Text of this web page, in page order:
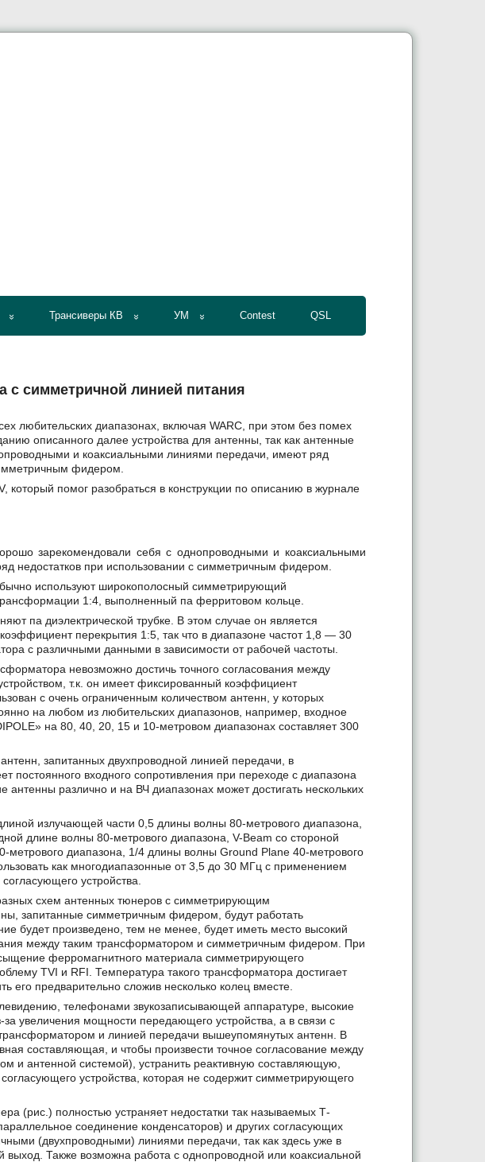
Трансиверы КВ УМ Contest QSL
с симметричной линией питания
любительских диапазонах, включая WARC, при этом без помех
описанного далее устройства для антенны, так как антенные
и коаксиальными линиями передачи, имеют ряд
фидером.
который помог разобраться в конструкции по описанию в журнале
зарекомендовали себя с однопроводными и коаксиальными
недостатков при использовании с симметричным фидером.
используют широкополосный симметрирующий
1:4, выполненный па ферритовом кольце.
па диэлектрической трубке. В этом случае он является
перекрытия 1:5, так что в диапазоне частот 1,8 — 30
с различными данными в зависимости от рабочей частоты.
невозможно достичь точного согласования между
т.к. он имеет фиксированный коэффициент
с очень ограниченным количеством антенн, у которых
на любом из любительских диапазонов, например, входное
на 80, 40, 20, 15 и 10-метровом диапазонах составляет 300
запитанных двухпроводной линией передачи, в
постоянного входного сопротивления при переходе с диапазона
антенны различно и на ВЧ диапазонах может достигать нескольких
излучающей части 0,5 длины волны 80-метрового диапазона,
длине волны 80-метрового диапазона, V-Вeam со стороной
метрового диапазона, 1/4 длины волны Ground Plane 40-метрового
как многодиапазонные от 3,5 до 30 МГц с применением
устройства.
схем антенных тюнеров с симметрирующим
запитанные симметричным фидером, будут работать
будет произведено, тем не менее, будет иметь место высокий
между таким трансформатором и симметричным фидером. При
ферромагнитного материала симметрирующего
TVI и RFI. Температура такого трансформатора достигает
его предварительно сложив несколько колец вместе.
телефонами звукозаписывающей аппаратуре, высокие
за увеличения мощности передающего устройства, а в связи с
и линией передачи вышеупомянутых антенн. В
составляющая, и чтобы произвести точное согласование между
и антенной системой), устранить реактивную составляющую,
устройства, которая не содержит симметрирующего
(рис.) полностью устраняет недостатки так называемых Т-
соединение конденсаторов) и других coгласующих
(двухпроводными) линиями передачи, так как здесь уже в
Также возможна работа с однопроводной или коаксиальной